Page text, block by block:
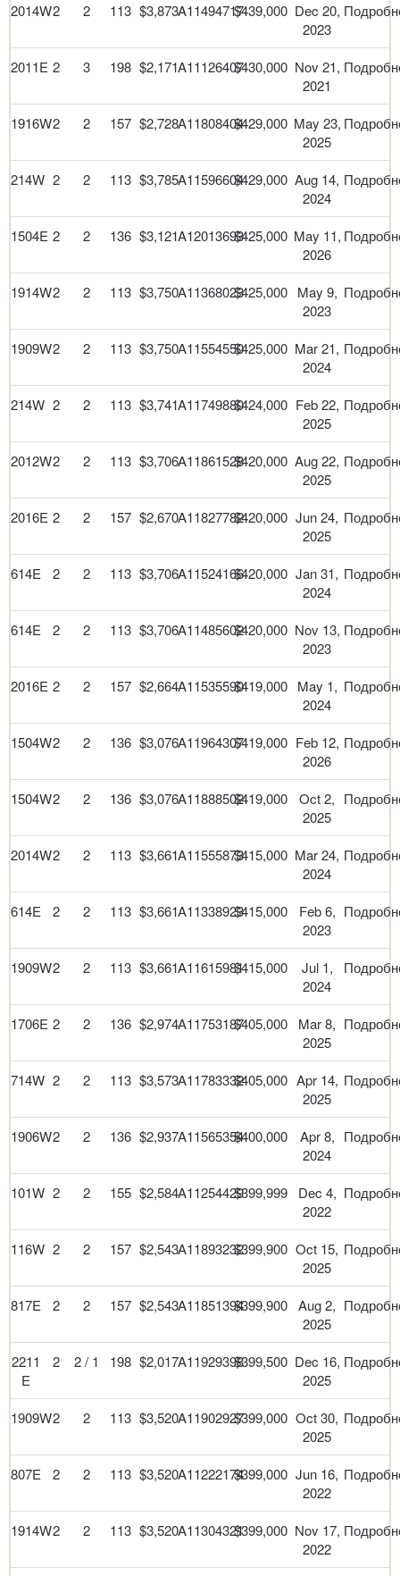
2014W2 2 113 $3,873A11494717$439,000 Dec 20,
2023
2011E 2 3 198 $2,171A11126407$430,000 Nov 21,
2021
1916W2 2 157 $2,728A11808404$429,000 May 23,
2025
214W 2 2 113 $3,785A11596604$429,000 Aug 14,
2024
1504E 2 2 136 $3,121A12013693$425,000 May 11,
2026
1914W2 2 113 $3,750A11368023$425,000 May 9,
2023
1909W2 2 113 $3,750A11554550$425,000 Mar 21,
2024
214W 2 2 113 $3,741A11749880$424,000 Feb 22,
2025
2012W2 2 113 $3,706A11861528$420,000 Aug 22,
2025
2016E 2 2 157 $2,670A11827782$420,000 Jun 24,
2025
614E 2 2 113 $3,706A11524166$420,000 Jan 31,
2024
614E 2 2 113 $3,706A11485602$420,000 Nov 13,
2023
2016E 2 2 157 $2,664A11535590$419,000 May 1,
2024
1504W2 2 136 $3,076A11964307$419,000 Feb 12,
2026
1504W2 2 136 $3,076A11888502$419,000
Oct 2,
2025
2014W2 2 113 $3,661A11555873$415,000 Mar 24,
2024
614E 2 2 113 $3,661A11338923$415,000
Feb 6,
2023
1909W2 2 113 $3,661A11615981$415,000
Jul 1,
2024
1706E 2 2 136 $2,974A11753187$405,000
Mar 8,
2025
714W 2 2 113 $3,573A11783332$405,000 Apr 14,
2025
1906W2 2 136 $2,937A11565354$400,000
Apr 8,
2024
101W 2 2 155 $2,584A11254429$399,999
Dec 4,
2022
116W 2 2 157 $2,543A11893232$399,900 Oct 15,
2025
817E 2 2 157 $2,543A11851394$399,900 Aug 2,
2025
2211
E
2 2 / 1 198 $2,017A11929398$399,500 Dec 16,
2025
1909W2 2 113 $3,520A11902927$399,000 Oct 30,
2025
807E 2 2 113 $3,520A11222174$399,000 Jun 16,
2022
1914W2 2 113 $3,520A11304321$399,000 Nov 17,
2022